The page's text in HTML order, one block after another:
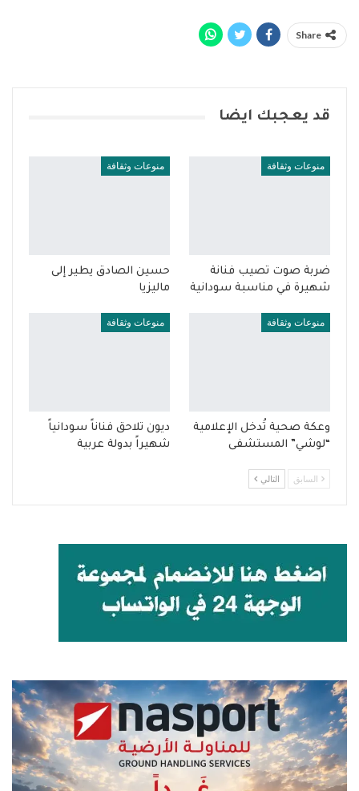
Share
قد يعجبك ايضا
منوعات وثقافة
ضربة صوت تصيب فنانة
شهيرة في مناسبة سودانية
منوعات وثقافة
حسين الصادق يطير إلى
ماليزيا
منوعات وثقافة
وعكة صحية تُدخل الإعلامية
“لوشي” المستشفى
منوعات وثقافة
ديون تلاحق فناناً سودانياً
شهيراً بدولة عربية
السابق التالي